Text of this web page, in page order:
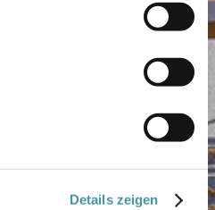
Details zeigen